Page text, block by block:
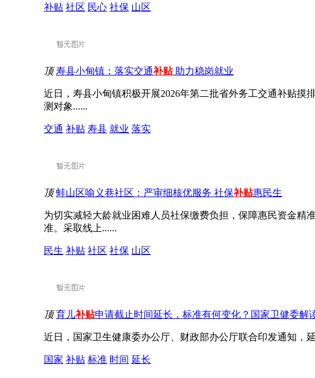
补贴 社区 民心 社保 山区
顶 寿县小甸镇：落实交通补贴助力稳岗就业
近日，寿县小甸镇积极开展2026年第二批省外务工交通补贴
测对象......
交通 补贴 寿县 就业 落实
顶 蚌山区喻义巷社区：严审细核优服务 社保补贴惠民生
为切实减轻大龄就业困难人员社保缴费负担，保障惠民资金精
准。采取线上......
民生 补贴 社区 社保 山区
顶 育儿补贴申请截止时间延长，标准有何变化？国家卫健委解
近日，国家卫生健康委办公厅、财政部办公厅联合印发通知，
国家 补贴 标准 时间 延长